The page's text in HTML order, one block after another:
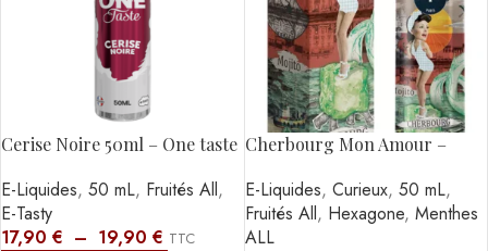
Cerise Noire 50ml – One taste
E-Liquides, 50 mL, Fruités All,
E-Tasty
17,90 € – 19,90 € TTC
Cherbourg Mon Amour –
E-Liquides, Curieux, 50 mL,
Fruités All, Hexagone, Menthes
ALL